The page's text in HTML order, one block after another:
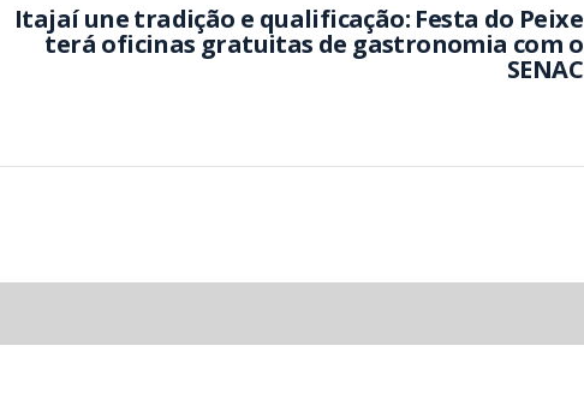
Itajaí une tradição e qualificação: Festa do Peixe
terá oficinas gratuitas de gastronomia com o
SENAC